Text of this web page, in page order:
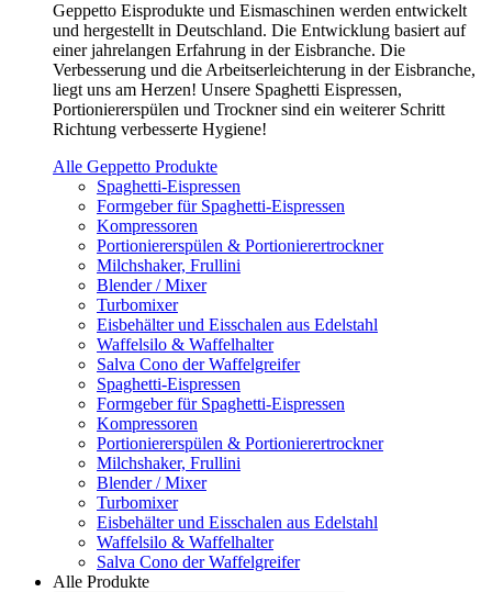
Geppetto Eisprodukte und Eismaschinen werden entwickelt
und hergestellt in Deutschland. Die Entwicklung basiert auf
einer jahrelangen Erfahrung in der Eisbranche. Die
Verbesserung und die Arbeitserleichterung in der Eisbranche,
liegt uns am Herzen! Unsere Spaghetti Eispressen,
Portioniererspülen und Trockner sind ein weiterer Schritt
Richtung verbesserte Hygiene!
Alle Geppetto Produkte
Spaghetti-Eispressen
Formgeber für Spaghetti-Eispressen
Kompressoren
Portioniererspülen & Portionierertrockner
Milchshaker, Frullini
Blender / Mixer
Turbomixer
Eisbehälter und Eisschalen aus Edelstahl
Waffelsilo & Waffelhalter
Salva Cono der Waffelgreifer
Spaghetti-Eispressen
Formgeber für Spaghetti-Eispressen
Kompressoren
Portioniererspülen & Portionierertrockner
Milchshaker, Frullini
Blender / Mixer
Turbomixer
Eisbehälter und Eisschalen aus Edelstahl
Waffelsilo & Waffelhalter
Salva Cono der Waffelgreifer
Alle Produkte